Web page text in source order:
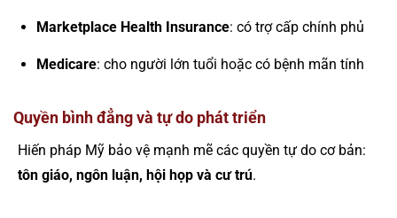
Marketplace Health Insurance: có trợ cấp chính phủ
Medicare: cho người lớn tuổi hoặc có bệnh mãn tính
Quyền bình đẳng và tự do phát triển
Hiến pháp Mỹ bảo vệ mạnh mẽ các quyền tự do cơ bản:
tôn giáo, ngôn luận, hội họp và cư trú.